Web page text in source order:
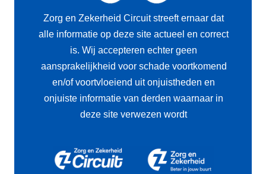
Zorg en Zekerheid Circuit streeft ernaar dat
alle informatie op deze site actueel en correct
is. Wij accepteren echter geen
aansprakelijkheid voor schade voortkomend
en/of voortvloeiend uit onjuistheden en
onjuiste informatie van derden waarnaar in
deze site verwezen wordt